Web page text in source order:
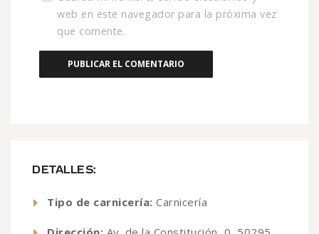
DETALLES:
Tipo de carnicería: Carnicería
web en este navegador para la próxima vez
que comente.